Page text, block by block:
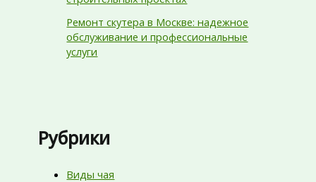
Ремонт скутера в Москве: надежное
обслуживание и профессиональные
услуги
Рубрики
Виды чая